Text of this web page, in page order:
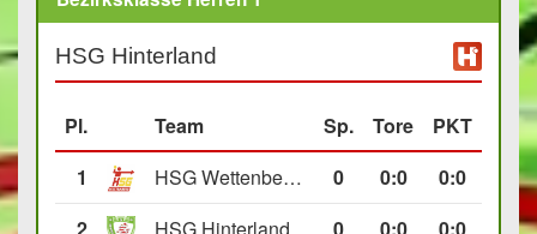
HSG Hinterland
Pl. Team Sp. Tore
PKT
1
HSG Wettenberg III 0 0:0
0:0